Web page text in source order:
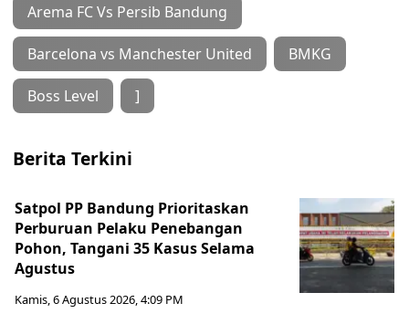
Arema FC Vs Persib Bandung
Barcelona vs Manchester United BMKG
Boss Level ]
Berita Terkini
Satpol PP Bandung Prioritaskan
Perburuan Pelaku Penebangan
Pohon, Tangani 35 Kasus Selama
Agustus
Kamis, 6 Agustus 2026, 4:09 PM